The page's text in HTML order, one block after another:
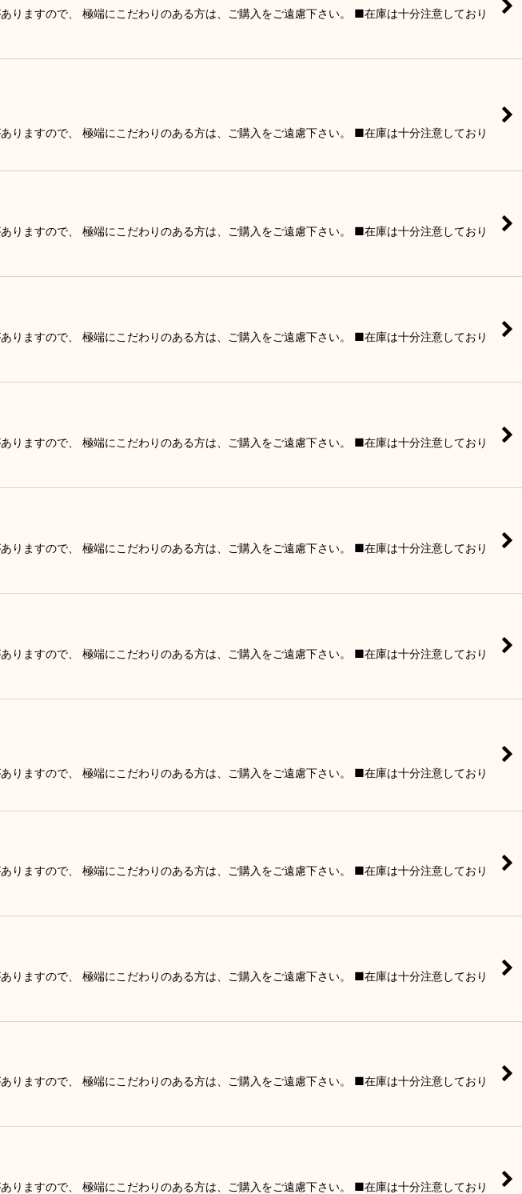
ますので、 極端にこだわりのある方は、ご購入をご遠慮下さい。 ■在庫は十分注意しており
ますので、 極端にこだわりのある方は、ご購入をご遠慮下さい。 ■在庫は十分注意しており
ますので、 極端にこだわりのある方は、ご購入をご遠慮下さい。 ■在庫は十分注意しており
ますので、 極端にこだわりのある方は、ご購入をご遠慮下さい。 ■在庫は十分注意しており
ますので、 極端にこだわりのある方は、ご購入をご遠慮下さい。 ■在庫は十分注意しており
ますので、 極端にこだわりのある方は、ご購入をご遠慮下さい。 ■在庫は十分注意しており
ますので、 極端にこだわりのある方は、ご購入をご遠慮下さい。 ■在庫は十分注意しており
ますので、 極端にこだわりのある方は、ご購入をご遠慮下さい。 ■在庫は十分注意しており
ますので、 極端にこだわりのある方は、ご購入をご遠慮下さい。 ■在庫は十分注意しており
ますので、 極端にこだわりのある方は、ご購入をご遠慮下さい。 ■在庫は十分注意しており
ますので、 極端にこだわりのある方は、ご購入をご遠慮下さい。 ■在庫は十分注意しており
ますので、 極端にこだわりのある方は、ご購入をご遠慮下さい。 ■在庫は十分注意しており